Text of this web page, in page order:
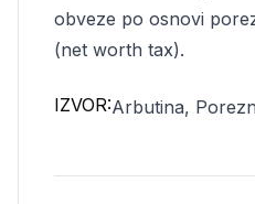
obveze po osnovi
(net worth tax).
IZVOR:Arbutina,